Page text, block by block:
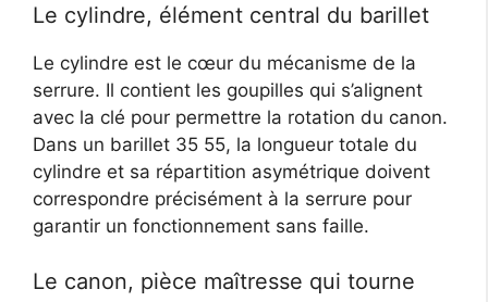
Le cylindre, élément central du barillet
Le cylindre est le cœur du mécanisme de la
serrure. Il contient les goupilles qui s’alignent
avec la clé pour permettre la rotation du canon.
Dans un barillet 35 55, la longueur totale du
cylindre et sa répartition asymétrique doivent
correspondre précisément à la serrure pour
garantir un fonctionnement sans faille.
Le canon, pièce maîtresse qui tourne